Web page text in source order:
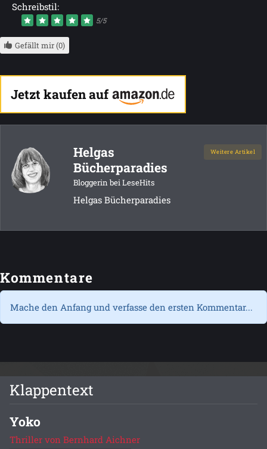
Schreibstil:
5/5
Gefällt mir (0)
Jetzt kaufen auf
Helgas
Bücherparadies
Bloggerin bei LeseHits
Weitere Artikel
Helgas Bücherparadies
Kommentare
Mache den Anfang und verfasse den ersten Kommentar...
Klappentext
Yoko
Thriller von Bernhard Aichner